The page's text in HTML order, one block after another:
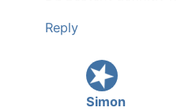
Reply
Simon